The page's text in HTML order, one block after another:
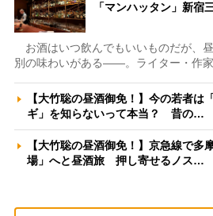
「マンハッタン」新
お酒はいつ飲んでもいいものだが、
別の味わいがある――。ライター・作
【大竹聡の昼酒御免！】今の若者は
ギ」を知らないって本当？ 昔の…
【大竹聡の昼酒御免！】京急線で多
場」へと昼酒旅 押し寄せるノス…